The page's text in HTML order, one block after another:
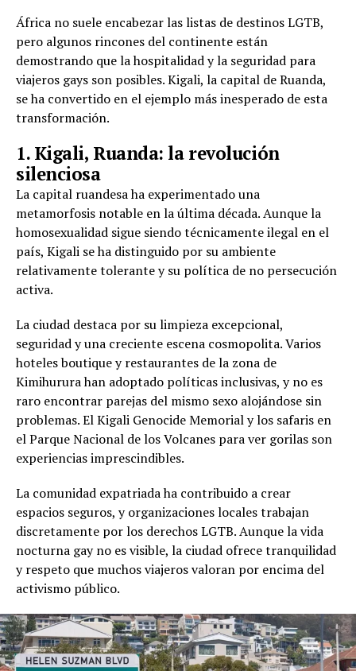
África no suele encabezar las listas de destinos LGTB,
pero algunos rincones del continente están
demostrando que la hospitalidad y la seguridad para
viajeros gays son posibles. Kigali, la capital de Ruanda,
se ha convertido en el ejemplo más inesperado de esta
transformación.
1. Kigali, Ruanda: la revolución
silenciosa
La capital ruandesa ha experimentado una
metamorfosis notable en la última década. Aunque la
homosexualidad sigue siendo técnicamente ilegal en el
país, Kigali se ha distinguido por su ambiente
relativamente tolerante y su política de no persecución
activa.
La ciudad destaca por su limpieza excepcional,
seguridad y una creciente escena cosmopolita. Varios
hoteles boutique y restaurantes de la zona de
Kimihurura han adoptado políticas inclusivas, y no es
raro encontrar parejas del mismo sexo alojándose sin
problemas. El Kigali Genocide Memorial y los safaris en
el Parque Nacional de los Volcanes para ver gorilas son
experiencias imprescindibles.
La comunidad expatriada ha contribuido a crear
espacios seguros, y organizaciones locales trabajan
discretamente por los derechos LGTB. Aunque la vida
nocturna gay no es visible, la ciudad ofrece tranquilidad
y respeto que muchos viajeros valoran por encima del
activismo público.